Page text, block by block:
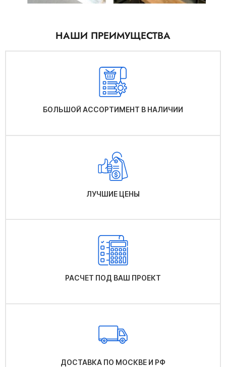
НАШИ ПРЕИМУЩЕСТВА
БОЛЬШОЙ АССОРТИМЕНТ В НАЛИЧИИ
ЛУЧШИЕ ЦЕНЫ
РАСЧЕТ ПОД ВАШ ПРОЕКТ
ДОСТАВКА ПО МОСКВЕ И РФ